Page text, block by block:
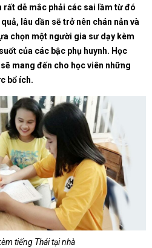
rất dễ mắc phải các sai lầm từ đó
lâu dần sẽ trở nên chán nản và
chọn một người gia sư dạy kèm
của các bậc phụ huynh. Học
mang đến cho học viên những
bổ ích.
tiếng Thái tại nhà